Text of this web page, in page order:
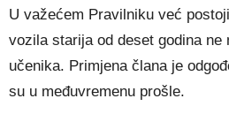
U važećem Pravilniku već
vozila starija od deset godina ne
učenika. Primjena člana je
su u međuvremenu prošle.